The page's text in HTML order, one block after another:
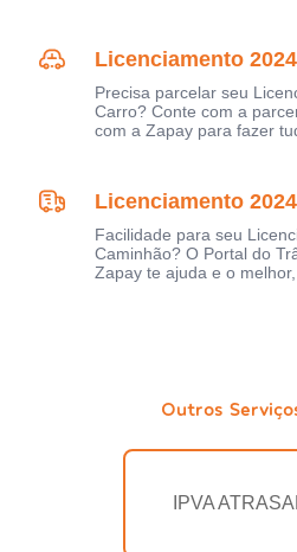
Licenciamento
Precisa parcelar seu
Carro? Conte com a
com a Zapay para fazer
Licenciamento
Facilidade para seu
Caminhão? O Portal do
Zapay te ajuda e o
Outros
IPVA